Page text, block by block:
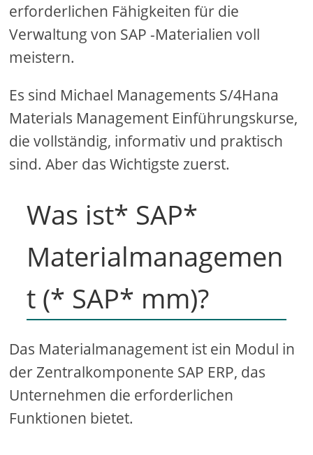
erforderlichen Fähigkeiten für die
Verwaltung von SAP -Materialien voll
meistern.
Es sind Michael Managements S/4Hana
Materials Management Einführungskurse,
die vollständig, informativ und praktisch
sind. Aber das Wichtigste zuerst.
Was ist* SAP*
Materialmanagemen
t (* SAP* mm)?
Das Materialmanagement ist ein Modul in
der Zentralkomponente SAP ERP, das
Unternehmen die erforderlichen
Funktionen bietet.